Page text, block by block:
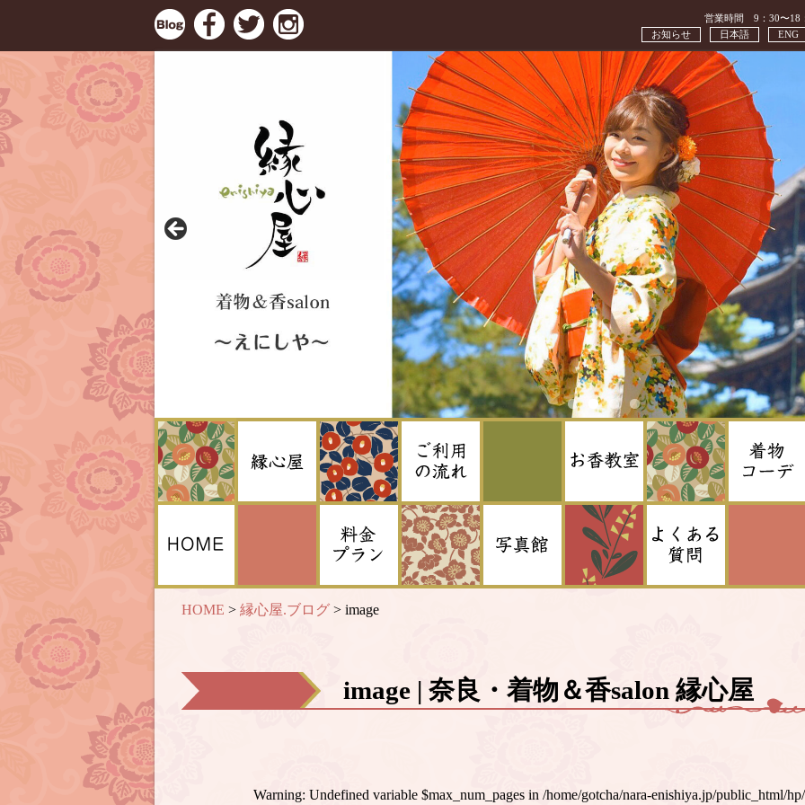
営業時間 9：30〜
ENG
日本語
お知らせ
HOME > 縁心屋.ブログ > image
image | 奈良・着物＆香salon 縁心屋
Warning: Undefined variable $max_num_pages in /home/gotcha/nara-enishiya.jp/public_html/